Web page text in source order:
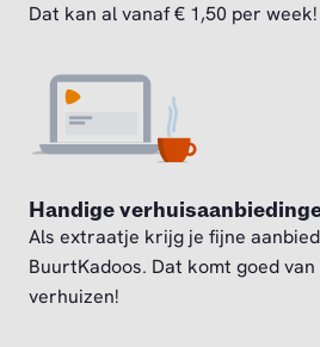
Dat kan al vanaf € 1,50 per week!
Handige
Als extraatje krijg je fijne
BuurtKadoos. Dat komt goed
verhuizen!